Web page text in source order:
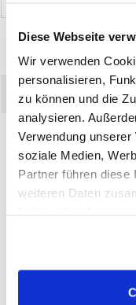
Diese Webseite
Wir verwenden
personalisieren,
zu können und die
analysieren.
Verwendung
soziale Medien,
Partner führen diese
weiteren Daten
Cookies, wenn Sie
Produktdetails